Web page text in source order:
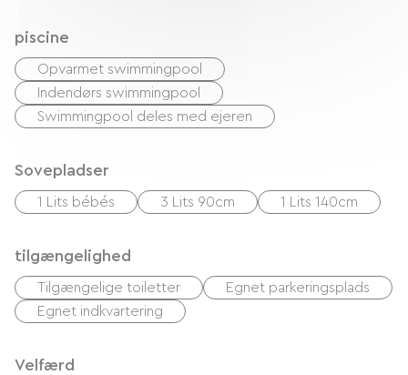
piscine
Opvarmet swimmingpool
Indendørs swimmingpool
Swimmingpool deles med ejeren
Sovepladser
1 Lits bébés 3 Lits 90cm 1 Lits 140cm
tilgængelighed
Tilgængelige toiletter
Egnet parkeringsplads
Egnet indkvartering
Velfærd